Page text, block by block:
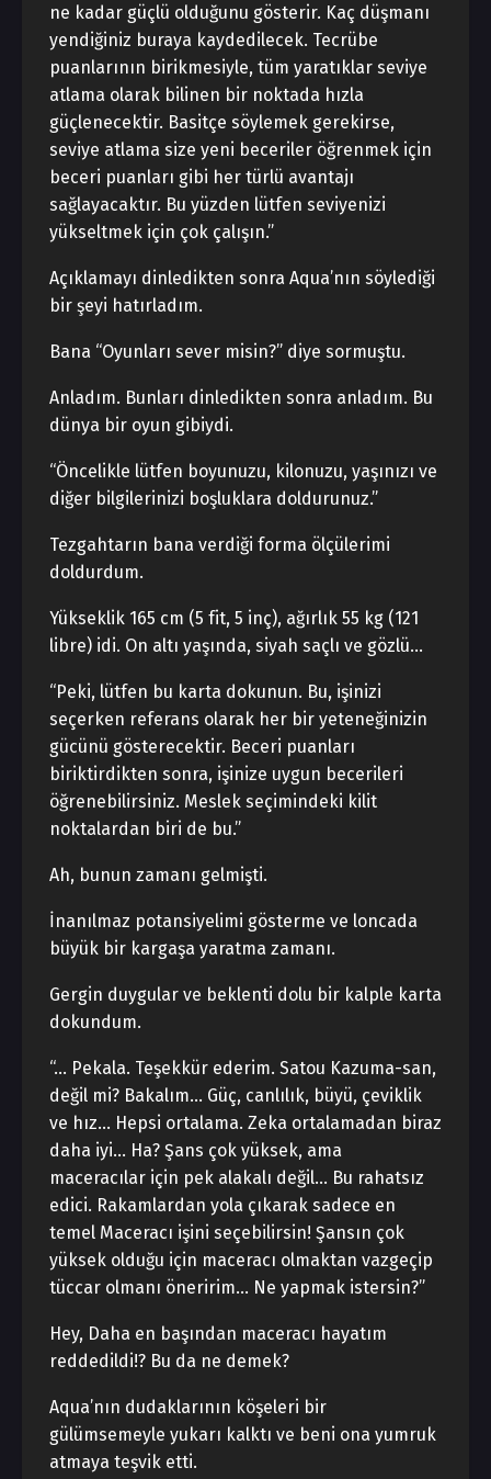
ne kadar güçlü olduğunu gösterir. Kaç düşmanı
yendiğiniz buraya kaydedilecek. Tecrübe
puanlarının birikmesiyle, tüm yaratıklar seviye
atlama olarak bilinen bir noktada hızla
güçlenecektir. Basitçe söylemek gerekirse,
seviye atlama size yeni beceriler öğrenmek için
beceri puanları gibi her türlü avantajı
sağlayacaktır. Bu yüzden lütfen seviyenizi
yükseltmek için çok çalışın.”
Açıklamayı dinledikten sonra Aqua’nın söylediği
bir şeyi hatırladım.
Bana “Oyunları sever misin?” diye sormuştu.
Anladım. Bunları dinledikten sonra anladım. Bu
dünya bir oyun gibiydi.
“Öncelikle lütfen boyunuzu, kilonuzu, yaşınızı ve
diğer bilgilerinizi boşluklara doldurunuz.”
Tezgahtarın bana verdiği forma ölçülerimi
doldurdum.
Yükseklik 165 cm (5 fit, 5 inç), ağırlık 55 kg (121
libre) idi. On altı yaşında, siyah saçlı ve gözlü…
“Peki, lütfen bu karta dokunun. Bu, işinizi
seçerken referans olarak her bir yeteneğinizin
gücünü gösterecektir. Beceri puanları
biriktirdikten sonra, işinize uygun becerileri
öğrenebilirsiniz. Meslek seçimindeki kilit
noktalardan biri de bu.”
Ah, bunun zamanı gelmişti.
İnanılmaz potansiyelimi gösterme ve loncada
büyük bir kargaşa yaratma zamanı.
Gergin duygular ve beklenti dolu bir kalple karta
dokundum.
“… Pekala. Teşekkür ederim. Satou Kazuma-san,
değil mi? Bakalım… Güç, canlılık, büyü, çeviklik
ve hız… Hepsi ortalama. Zeka ortalamadan biraz
daha iyi… Ha? Şans çok yüksek, ama
maceracılar için pek alakalı değil… Bu rahatsız
edici. Rakamlardan yola çıkarak sadece en
temel Maceracı işini seçebilirsin! Şansın çok
yüksek olduğu için maceracı olmaktan vazgeçip
tüccar olmanı öneririm… Ne yapmak istersin?”
Hey, Daha en başından maceracı hayatım
reddedildi!? Bu da ne demek?
Aqua’nın dudaklarının köşeleri bir
gülümsemeyle yukarı kalktı ve beni ona yumruk
atmaya teşvik etti.